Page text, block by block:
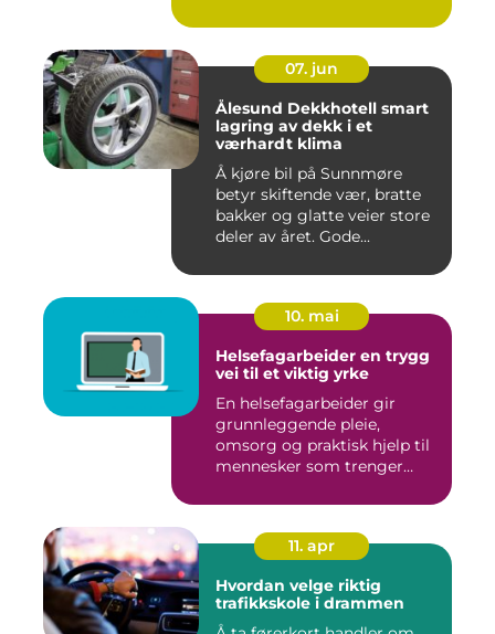
07. jun
Ålesund Dekkhotell smart
lagring av dekk i et
værhardt klima
Å kjøre bil på Sunnmøre
betyr skiftende vær, bratte
bakker og glatte veier store
deler av året. Gode...
10. mai
Helsefagarbeider en trygg
vei til et viktig yrke
En helsefagarbeider gir
grunnleggende pleie,
omsorg og praktisk hjelp til
mennesker som trenger
11. apr
Hvordan velge riktig
trafikkskole i drammen